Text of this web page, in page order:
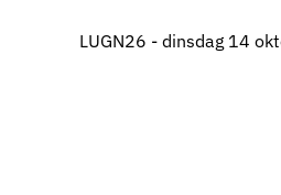
LUGN26 - dinsdag 14